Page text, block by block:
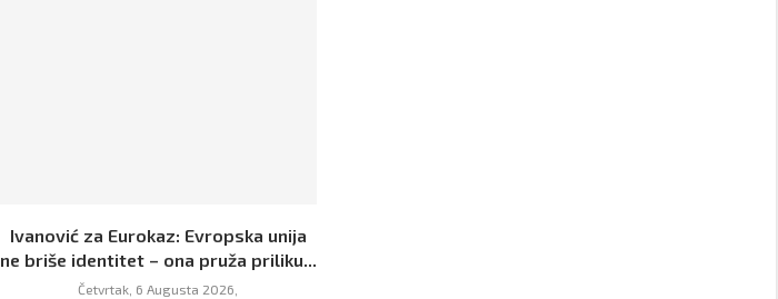
Ivanović za Eurokaz: Evropska unija
ne briše identitet – ona pruža priliku...
Četvrtak, 6 Augusta 2026,